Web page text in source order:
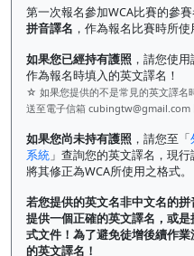
第一次報名參加WCA比賽的參
拼音譯名 ，作為報名比賽時所使
如果您已經持有護照 ，請您使
作為報名時填入的英文譯名！
☆ 如果您提供的不是常見的英文譯名
送至電子信箱 cubingtw@gmail.com
如果您尚未持有護照 ，請您至「
系統 」查詢您的英文譯名，現
將其修正為WCA所使用之格式。
若您提供的英文名非中文名的
提供一個正確的英文譯名，或
式文件！為了避免徒增後續作
的英文譯名！